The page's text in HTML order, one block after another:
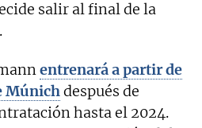
salir al final de la
entrenará a partir de
Múnichdespués de
hasta el 2024.